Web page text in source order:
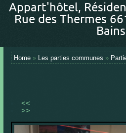
Appart'hôtel,
Rue des Thermes
Bains
Home » Les parties communes »
<<
>>